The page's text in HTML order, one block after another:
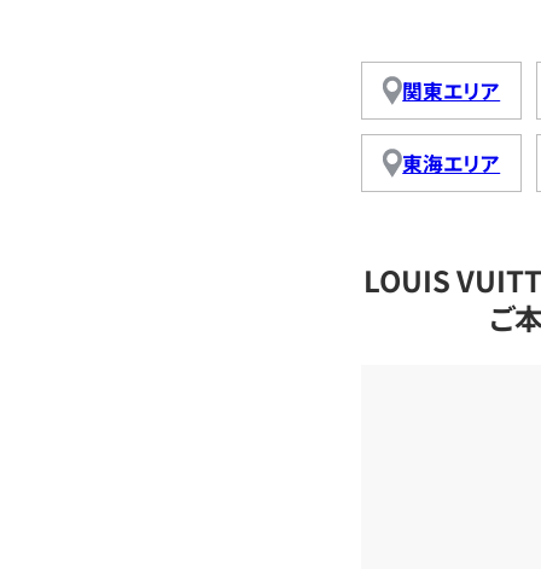
関東エリア
東海エリア
LOUIS
ご